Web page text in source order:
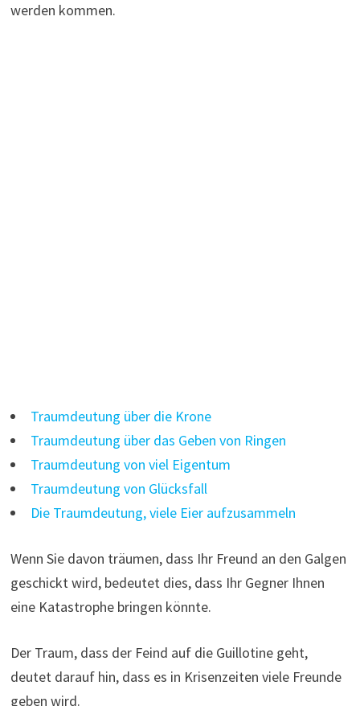
werden kommen.
Traumdeutung über die Krone
Traumdeutung über das Geben von Ringen
Traumdeutung von viel Eigentum
Traumdeutung von Glücksfall
Die Traumdeutung, viele Eier aufzusammeln
Wenn Sie davon träumen, dass Ihr Freund an den Galgen
geschickt wird, bedeutet dies, dass Ihr Gegner Ihnen
eine Katastrophe bringen könnte.
Der Traum, dass der Feind auf die Guillotine geht,
deutet darauf hin, dass es in Krisenzeiten viele Freunde
geben wird.